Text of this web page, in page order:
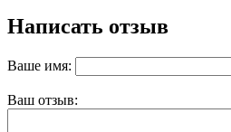
Написать отзыв
Ваше имя:
Ваш отзыв: